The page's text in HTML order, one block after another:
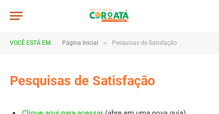
VOCÊ ESTÁ EM: Página Inicial » Pesquisas de Satisfação
Pesquisas de Satisfação